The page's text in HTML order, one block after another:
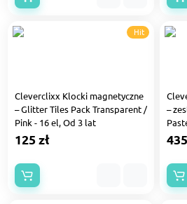
Hit
Cleverclixx Klocki magnetyczne
– Glitter Tiles Pack Transparent /
Pink - 16 el, Od 3 lat
125 zł
–